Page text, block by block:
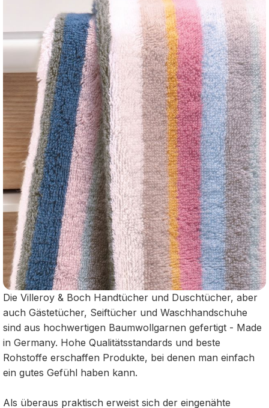
Die Villeroy & Boch Handtücher und Duschtücher, aber
auch Gästetücher, Seiftücher und Waschhandschuhe
sind aus hochwertigen Baumwollgarnen gefertigt - Made
in Germany. Hohe Qualitätsstandards und beste
Rohstoffe erschaffen Produkte, bei denen man einfach
ein gutes Gefühl haben kann.
Als überaus praktisch erweist sich der eingenähte